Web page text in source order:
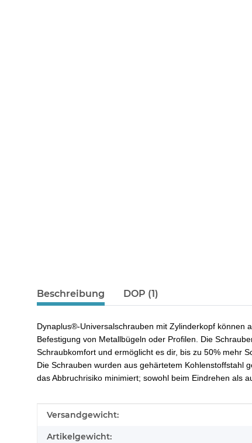
Beschreibung DOP (1)
Dynaplus®-Universalschrauben mit Zylinderkopf können
Befestigung von Metallbügeln oder Profilen. Die
Schraubkomfort und ermöglicht es dir, bis zu 50% mehr
Die Schrauben wurden aus gehärtetem Kohlenstoffstahl
das Abbruchrisiko minimiert; sowohl beim Eindrehen als
Produkteigenschaft
Wert
Versandgewicht:
Artikelgewicht: